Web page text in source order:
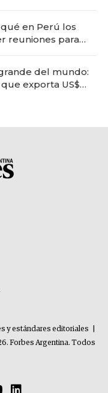
en Perú los
reuniones para
del mundo:
exporta US$
y estándares editoriales
Forbes Argentina. Todos